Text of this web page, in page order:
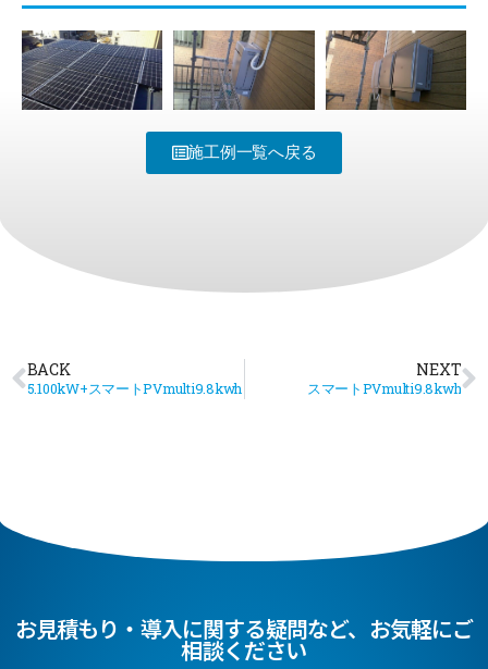
施工例一覧へ戻る
BACK
5.100kW+スマートPVmulti9.8kwh
NEXT
スマートPVmulti9.8kwh
お見積もり・導入に関する疑問など、お気軽にご
相談ください